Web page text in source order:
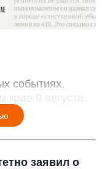
событиях,
9 августа.
заявил о